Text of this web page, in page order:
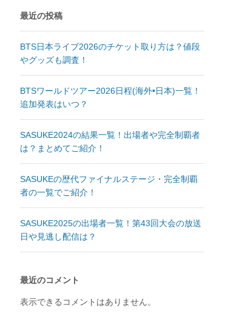
最近の投稿
BTS日本ライブ2026のチケット取り方は？値段
やグッズも調査！
BTSワールドツアー2026日程(海外•日本)一覧！
追加発表はいつ？
SASUKE2024の結果一覧！出場者や完全制覇者
は？まとめてご紹介！
SASUKEの歴代ファイナルステージ・完全制覇
者の一覧でご紹介！
SASUKE2025の出場者一覧！第43回大会の放送
日や見逃し配信は？
最近のコメント
表示できるコメントはありません。